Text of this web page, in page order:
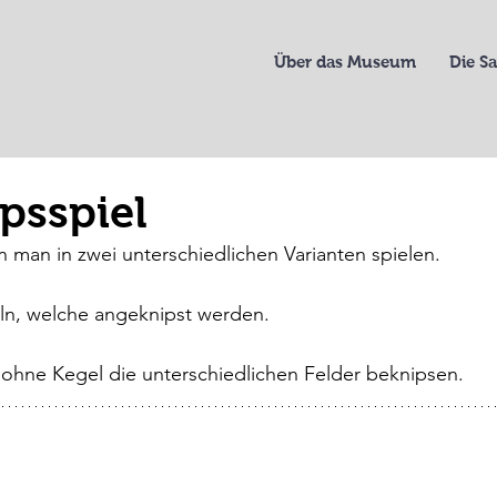
Über das Museum Die
man in zwei unterschiedlichen Varianten spielen.
welche angeknipst werden.
Kegel die unterschiedlichen Felder beknipsen.